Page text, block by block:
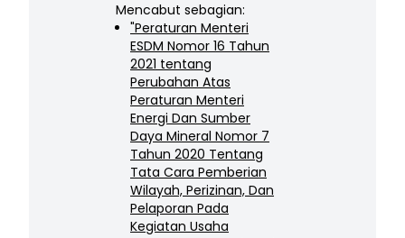
Mencabut sebagian:
"Peraturan Menteri
ESDM Nomor 16 Tahun
2021 tentang
Perubahan Atas
Peraturan Menteri
Energi Dan Sumber
Daya Mineral Nomor 7
Tahun 2020 Tentang
Tata Cara Pemberian
Wilayah, Perizinan, Dan
Pelaporan Pada
Kegiatan Usaha